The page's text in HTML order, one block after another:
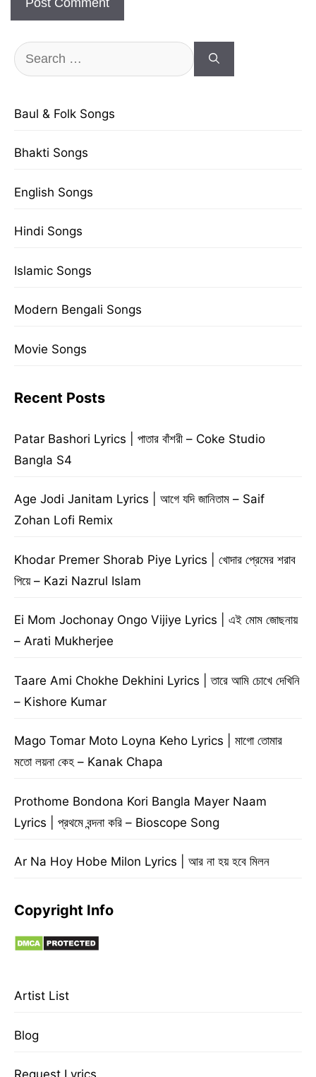
Search
for:
Baul & Folk Songs
Bhakti Songs
English Songs
Hindi Songs
Islamic Songs
Modern Bengali Songs
Movie Songs
Recent Posts
Patar Bashori Lyrics | পাতার বাঁশরী – Coke Studio
Bangla S4
Age Jodi Janitam Lyrics | আগে যদি জানিতাম – Saif
Zohan Lofi Remix
Khodar Premer Shorab Piye Lyrics | খোদার প্রেমের শরাব
পিয়ে – Kazi Nazrul Islam
Ei Mom Jochonay Ongo Vijiye Lyrics | এই মোম জোছনায়
– Arati Mukherjee
Taare Ami Chokhe Dekhini Lyrics | তারে আমি চোখে দেখিনি
– Kishore Kumar
Mago Tomar Moto Loyna Keho Lyrics | মাগো তোমার
মতো লয়না কেহ – Kanak Chapa
Prothome Bondona Kori Bangla Mayer Naam
Lyrics | প্রথমে বন্দনা করি – Bioscope Song
Ar Na Hoy Hobe Milon Lyrics | আর না হয় হবে মিলন
Copyright Info
Artist List
Blog
Request Lyrics